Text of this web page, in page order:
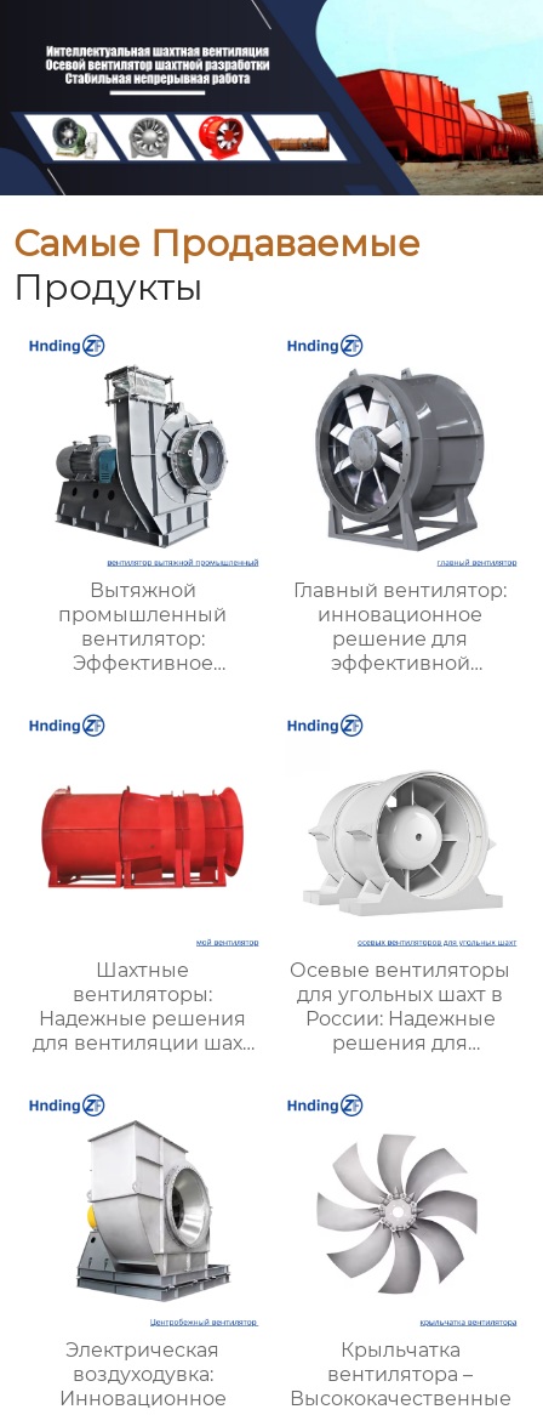
Самые Продаваемые
Продукты
Вытяжной
промышленный
вентилятор:
Эффективное
надежной вентиляции
Главный вентилятор:
инновационное
решение для
эффективной
оптимизации работы
Шахтные
вентиляторы:
Надежные решения
для вентиляции шахт
| Купить с доставкой
Осевые вентиляторы
для угольных шахт в
России: Надежные
решения для
вентиляции и
безопасности
Электрическая
воздуходувка:
Инновационное
Крыльчатка
вентилятора –
Высококачественные